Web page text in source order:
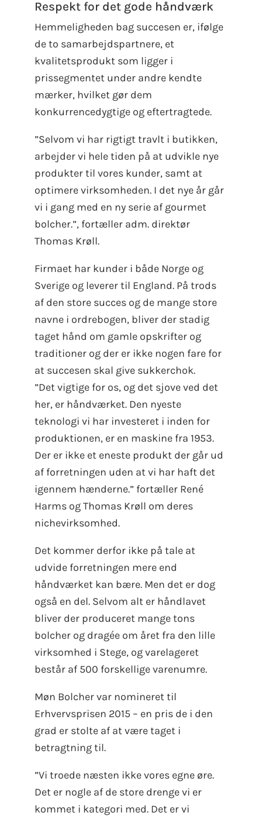
Respekt for det gode håndværk
Hemmeligheden bag succesen er, ifølge
de to samarbejdspartnere, et
kvalitetsprodukt som ligger i
prissegmentet under andre kendte
mærker, hvilket gør dem
konkurrencedygtige og eftertragtede.
”Selvom vi har rigtigt travlt i butikken,
arbejder vi hele tiden på at udvikle nye
produkter til vores kunder, samt at
optimere virksomheden. I det nye år går
vi i gang med en ny serie af gourmet
bolcher.”, fortæller adm. direktør
Thomas Krøll.
Firmaet har kunder i både Norge og
Sverige og leverer til England. På trods
af den store succes og de mange store
navne i ordrebogen, bliver der stadig
taget hånd om gamle opskrifter og
traditioner og der er ikke nogen fare for
at succesen skal give sukkerchok.
”Det vigtige for os, og det sjove ved det
her, er håndværket. Den nyeste
teknologi vi har investeret i inden for
produktionen, er en maskine fra 1953.
Der er ikke et eneste produkt der går ud
af forretningen uden at vi har haft det
igennem hænderne.” fortæller René
Harms og Thomas Krøll om deres
nichevirksomhed.
Det kommer derfor ikke på tale at
udvide forretningen mere end
håndværket kan bære. Men det er dog
også en del. Selvom alt er håndlavet
bliver der produceret mange tons
bolcher og dragée om året fra den lille
virksomhed i Stege, og varelageret
består af 500 forskellige varenumre.
Møn Bolcher var nomineret til
Erhvervsprisen 2015 – en pris de i den
grad er stolte af at være taget i
betragtning til.
”Vi troede næsten ikke vores egne øre.
Det er nogle af de store drenge vi er
kommet i kategori med. Det er vi